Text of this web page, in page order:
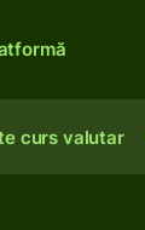
curs valutar